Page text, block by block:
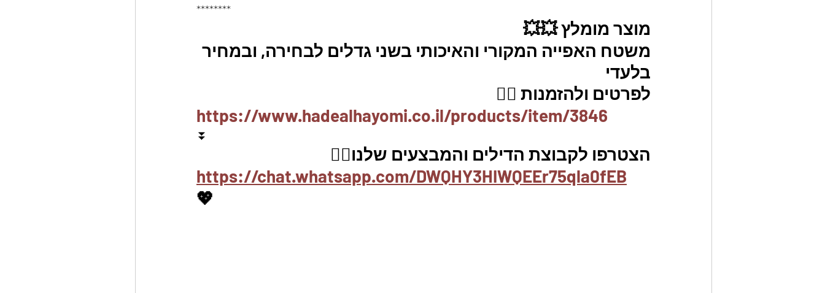
********
מוצר מומלץ 💥💥
משטח האפייה המקורי והאיכותי בשני גדלים לבחירה, ובמחיר
בלעדי
לפרטים ולהזמנות 👇🏼
https://www.hadealhayomi.co.il/products/item/3846
⏬
הצטרפו לקבוצת הדילים והמבצעים שלנו👇🏽
https://chat.whatsapp.com/DWQHY3HIWQEEr75qla0fEB
💖